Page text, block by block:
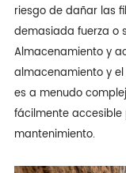
riesgo de dañar las
demasiada fuerza o
Almacenamiento y
almacenamiento y
es a menudo
fácilmente
mantenimiento.